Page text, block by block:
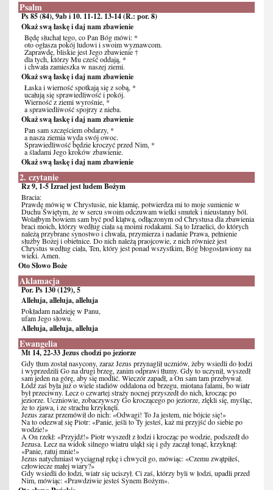
Psalm
Ps 85 (84), 9ab i 10. 11-12. 13-14 (R.: por. 8)
Okaż swą łaskę i daj nam zbawienie
Będę słuchał tego, co Pan Bóg mówi: *
oto ogłasza pokój ludowi i swoim wyznawcom.
Zaprawdę, bliskie jest Jego zbawienie †
dla tych, którzy Mu cześć oddają, *
i chwała zamieszka w naszej ziemi.
Okaż swą łaskę i daj nam zbawienie
Łaska i wierność spotkają się z sobą, *
ucałują się sprawiedliwość i pokój.
Wierność z ziemi wyrośnie, *
a sprawiedliwość spojrzy z nieba.
Okaż swą łaskę i daj nam zbawienie
Pan sam szczęściem obdarzy, *
a nasza ziemia wyda swój owoc.
Sprawiedliwość będzie kroczyć przed Nim, *
a śladami Jego kroków zbawienie.
Okaż swą łaskę i daj nam zbawienie
2. czytanie
Rz 9, 1-5 Izrael jest ludem Bożym
Bracia:
Prawdę mówię w Chrystusie, nie kłamię, potwierdza mi to moje sumienie w
Duchu Świętym, że w sercu swoim odczuwam wielki smutek i nieustanny ból.
Wolałbym bowiem sam być pod klątwą, odłączonym od Chrystusa dla zbawienia
braci moich, którzy według ciała są moimi rodakami. Są to Izraelici, do których
należą przybrane synostwo i chwała, przymierza i nadanie Prawa, pełnienie
służby Bożej i obietnice. Do nich należą praojcowie, z nich również jest
Chrystus według ciała, Ten, który jest ponad wszystkim, Bóg błogosławiony na
wieki. Amen.
Oto Słowo Boże
Aklamacja
Por. Ps 130 (129), 5
Alleluja, alleluja, alleluja
Pokładam nadzieję w Panu,
ufam Jego słowu.
Alleluja, alleluja, alleluja
Ewangelia
Mt 14, 22-33 Jezus chodzi po jeziorze
Gdy tłum został nasycony, zaraz Jezus przynaglił uczniów, żeby wsiedli do łodzi
i wyprzedzili Go na drugi brzeg, zanim odprawi tłumy. Gdy to uczynił, wyszedł
sam jeden na górę, aby się modlić. Wieczór zapadł, a On sam tam przebywał.
Łódź zaś była już o wiele stadiów oddalona od brzegu, miotana falami, bo wiatr
był przeciwny. Lecz o czwartej straży nocnej przyszedł do nich, krocząc po
jeziorze. Uczniowie, zobaczywszy Go kroczącego po jeziorze, zlękli się, myśląc,
że to zjawa, i ze strachu krzyknęli.
Jezus zaraz przemówił do nich: «Odwagi! To Ja jestem, nie bójcie się!»
Na to odezwał się Piotr: «Panie, jeśli to Ty jesteś, każ mi przyjść do siebie po
wodzie!»
A On rzekł: «Przyjdź!» Piotr wyszedł z łodzi i krocząc po wodzie, podszedł do
Jezusa. Lecz na widok silnego wiatru uląkł się i gdy zaczął tonąć, krzyknął:
«Panie, ratuj mnie!»
Jezus natychmiast wyciągnął rękę i chwycił go, mówiąc: «Czemu zwątpiłeś,
człowiecze małej wiary?»
Gdy wsiedli do łodzi, wiatr się uciszył. Ci zaś, którzy byli w łodzi, upadli przed
Nim, mówiąc: «Prawdziwie jesteś Synem Bożym».